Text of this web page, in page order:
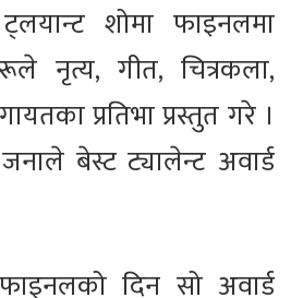
शोमा फाइनलमा
नृत्य, गीत, चित्रकला,
प्रतिभा प्रस्तुत गरे ।
बेस्ट ट्यालेन्ट अवार्ड
दिन सो अवार्ड